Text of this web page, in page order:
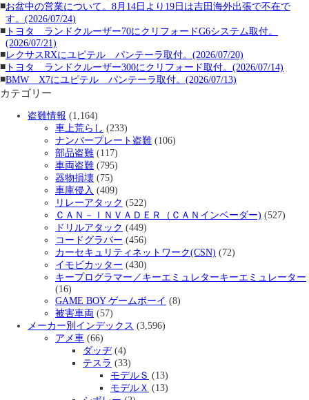
■お盆中の営業について。8月14日より19日は吉田海外出張で不在で
す。(2026/07/24)
■ トヨタ ランドクルーザー70にクリフォードG6システム取付。
(2026/07/21)
■レクサスRXにユピテル パンテーラ取付。(2026/07/20)
■ トヨタ ランドクルーザー300にクリフォード取付。(2026/07/14)
■BMW X7にユピテル パンテーラ取付。(2026/07/13)
カテゴリー
盗難情報 (1,164)
車上荒らし (233)
ナンバープレート盗難 (106)
部品盗難 (117)
車両盗難 (795)
器物損壊 (75)
車庫侵入 (409)
リレーアタック (522)
ＣＡＮ－ＩＮＶＡＤＥＲ（ＣＡＮインベーダー) (527)
ドリルアタック (449)
コードグラバー (456)
カーセキュリティネットワーク(CSN) (72)
イモビカッター (430)
キープログラマー／キーエミュレターキーエミュレーター
(16)
GAME BOY ゲームボーイ (8)
被害車両 (57)
メーカー別インデックス (3,596)
アメ車 (66)
ダッヂ(4)
テスラ (33)
モデルＳ (13)
モデルＸ (13)